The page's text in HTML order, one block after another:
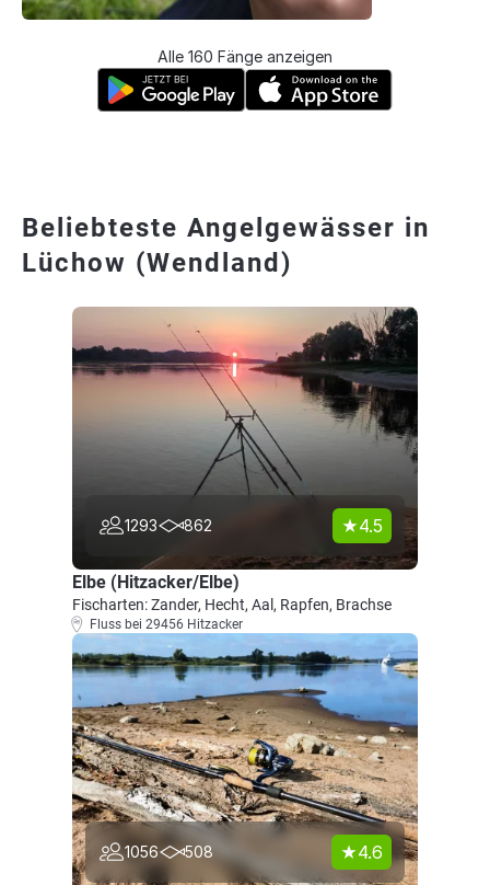
Alle 160 Fänge anzeigen
Beliebteste Angelgewässer in
Lüchow (Wendland)
1293 862 4.5
Elbe (Hitzacker/Elbe)
Fischarten: Zander, Hecht, Aal, Rapfen, Brachse
Fluss bei 29456 Hitzacker
1056 508 4.6